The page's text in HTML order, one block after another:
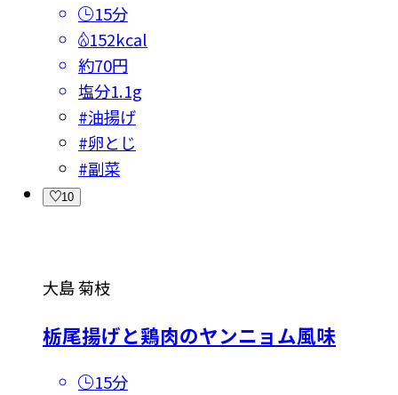
15分
152kcal
約70円
塩分1.1g
#油揚げ
#卵とじ
#副菜
10
大島 菊枝
栃尾揚げと鶏肉のヤンニョム風味
15分